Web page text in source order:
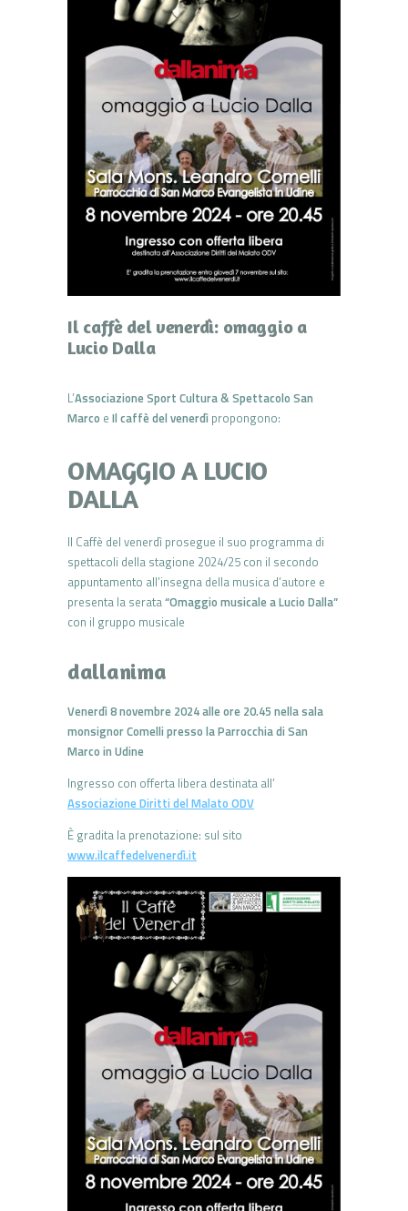
Il caffè del venerdì: omaggio a
Lucio Dalla
L’Associazione Sport Cultura & Spettacolo San
Marco e Il caffè del venerdì propongono:
OMAGGIO A LUCIO
DALLA
Il Caffè del venerdì prosegue il suo programma di
spettacoli della stagione 2024/25 con il secondo
appuntamento all’insegna della musica d’autore e
presenta la serata“Omaggio musicale a Lucio Dalla”
con il gruppo musicale
dallanima
Venerdì 8 novembre 2024 alle ore 20.45 nella sala
monsignor Comelli presso la Parrocchia di San
Marco in Udine
Ingresso con offerta libera destinata all’
Associazione Diritti del Malato ODV
È gradita la prenotazione: sul sito
www.ilcaffedelvenerdì.it